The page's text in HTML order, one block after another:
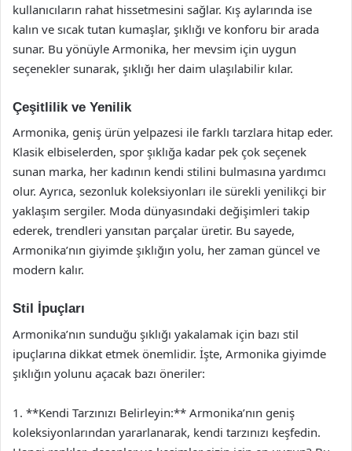
kullanıcıların rahat hissetmesini sağlar. Kış aylarında ise
kalın ve sıcak tutan kumaşlar, şıklığı ve konforu bir arada
sunar. Bu yönüyle Armonika, her mevsim için uygun
seçenekler sunarak, şıklığı her daim ulaşılabilir kılar.
Çeşitlilik ve Yenilik
Armonika, geniş ürün yelpazesi ile farklı tarzlara hitap eder.
Klasik elbiselerden, spor şıklığa kadar pek çok seçenek
sunan marka, her kadının kendi stilini bulmasına yardımcı
olur. Ayrıca, sezonluk koleksiyonları ile sürekli yenilikçi bir
yaklaşım sergiler. Moda dünyasındaki değişimleri takip
ederek, trendleri yansıtan parçalar üretir. Bu sayede,
Armonika’nın giyimde şıklığın yolu, her zaman güncel ve
modern kalır.
Stil İpuçları
Armonika’nın sunduğu şıklığı yakalamak için bazı stil
ipuçlarına dikkat etmek önemlidir. İşte, Armonika giyimde
şıklığın yolunu açacak bazı öneriler:
1. **Kendi Tarzınızı Belirleyin:** Armonika’nın geniş
koleksiyonlarından yararlanarak, kendi tarzınızı keşfedin.